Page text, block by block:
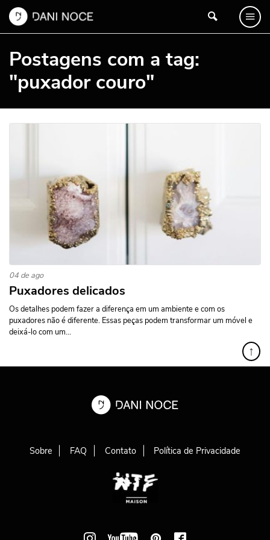
Postagens com a tag:
"puxador couro"
04 de ago
Puxadores delicados
Os detalhes podem fazer a diferença em um ambiente e com os
puxadores não é diferente. Essas peças podem transformar um móvel e
deixá-lo com um...
↑
Sobre FAQ Contato Política de Privacidade